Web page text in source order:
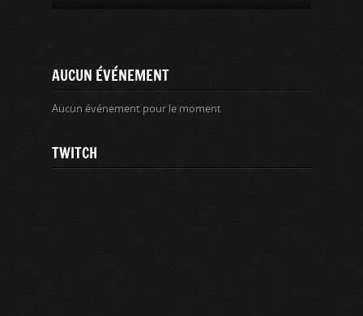
AUCUN ÉVÉNEMENT
Aucun événement pour le moment
TWITCH